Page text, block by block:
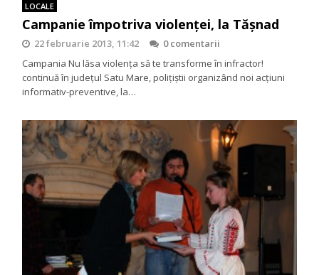
LOCALE
Campanie împotriva violenței, la Tășnad
22 februarie 2013, 11:42
0 comentarii
Campania Nu lăsa violenţa să te transforme în infractor!
continuă în judeţul Satu Mare, poliţiştii organizând noi acţiuni
informativ-preventive, la…